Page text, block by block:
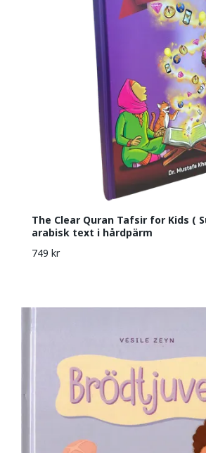
The Clear Quran Tafsir for Kids (
arabisk text i hårdpärm
749 kr